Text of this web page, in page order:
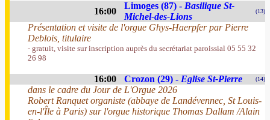
16:00
Limoges (87) - Basilique St-
Michel-des-Lions
(13)
Présentation et visite de l'orgue Ghys-Haerpfer par Pierre
Deblois, titulaire
- gratuit, visite sur inscription auprès du secrétariat paroissial 05 55 32
26 98
16:00 Crozon (29) - Eglise St-Pierre (14)
dans le cadre du Jour de L'Orgue 2026
Robert Ranquet organiste (abbaye de Landévennec, St Louis-
en-l'Île à Paris) sur l'orgue historique Thomas Dallam /Alain